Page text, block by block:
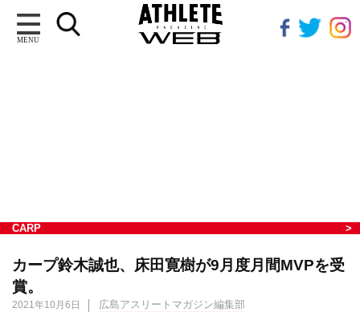
MENU
CARP
カープ鈴木誠也、床田寛樹が9月度月間MVPを受
賞。
2021年10月6日 広島アスリートマガジン編集部